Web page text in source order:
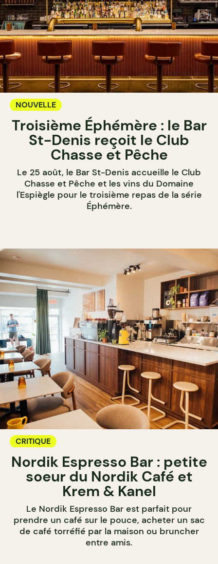
NOUVELLE
Troisième Éphémère : le Bar
St-Denis reçoit le Club
Chasse et Pêche
Le 25 août, le Bar St-Denis accueille le Club
Chasse et Pêche et les vins du Domaine
l'Espiègle pour le troisième repas de la série
Éphémère.
CRITIQUE
Nordik Espresso Bar : petite
soeur du Nordik Café et
Krem & Kanel
Le Nordik Espresso Bar est parfait pour
prendre un café sur le pouce, acheter un sac
de café torréfié par la maison ou bruncher
entre amis.